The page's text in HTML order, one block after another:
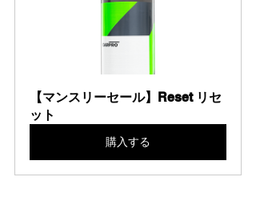
【マンスリーセール】Reset リセ
ット
購入する